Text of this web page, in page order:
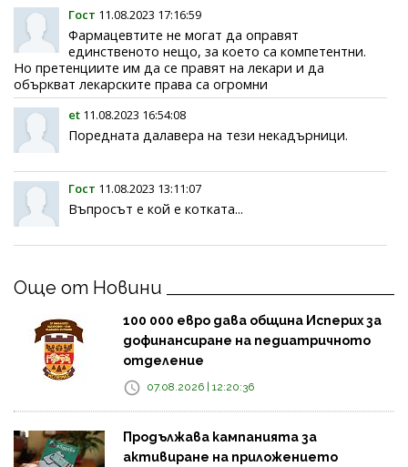
Гост 11.08.2023 17:16:59
Фармацевтите не могат да оправят
единственото нещо, за което са компетентни.
Но претенциите им да се правят на лекари и да
объркват лекарските права са огромни
et 11.08.2023 16:54:08
Поредната далавера на тези некадърници.
Гост 11.08.2023 13:11:07
Въпросът е кой е котката...
Още от Новини
100 000 евро дава община Исперих за
дофинансиране на педиатричното
отделение
07.08.2026 | 12:20:36
Продължава кампанията за
активиране на приложението